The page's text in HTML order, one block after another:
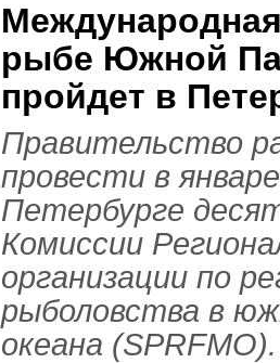
рыбе Южной
пройдет в
Правительство
провести в
Петербурге
Комиссии
организации по
рыболовства в
океана (SPRFMO).